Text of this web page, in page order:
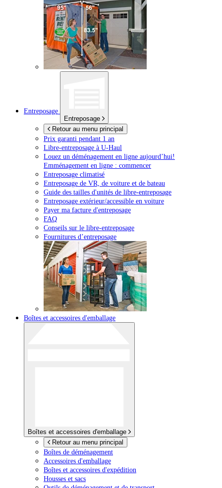
Entreposage
Entreposage
Retour au menu principal
Prix garanti pendant 1 an
Libre-entreposage à U-Haul
Louez un déménagement en ligne aujourd’hui!
Emménagement en ligne : commencer
Entreposage climatisé
Entreposage de VR, de voiture et de bateau
Guide des tailles d'unités de libre-entreposage
Entreposage extérieur/accessible en voiture
Payer ma facture d'entreposage
FAQ
Conseils sur le libre-entreposage
Fournitures d’entreposage
Boîtes et accessoires d'emballage
Boîtes et accessoires d'emballage
Retour au menu principal
Boîtes de déménagement
Accessoires d'emballage
Boîtes et accessoires d'expédition
Housses et sacs